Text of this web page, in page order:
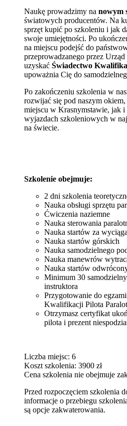
Naukę prowadzimy na nowym
światowych producentów. Na
sprzęt kupić po szkoleniu i jak
swoje umiejętności. Po
na miejscu podejść do
przeprowadzanego przez
uzyskać Świadectwo
upoważnia Cię do
Po zakończeniu szkolenia w
rozwijać się pod naszym
miejscu w Krasnymstawie, jak i
wyjazdach szkoleniowych w
na świecie.
Szkolenie obejmuje:
2 dni szkolenia
Nauka obsługi sprzętu
Ćwiczenia naziemne
Nauka sterowania
Nauka startów za
Nauka startów górskich
Nauka samodzielnego
Nauka manewrów
Nauka startów
Minimum 30
instruktora
Przygotowanie do
Kwalifikacji Pilota
Otrzymasz certyfikat
pilota i prezent
Liczba miejsc: 6
Koszt szkolenia: 3900 zł
Cena szkolenia nie obejmuje
Przed rozpoczęciem szkolenia
informacje o przebiegu
są opcje zakwaterowania.